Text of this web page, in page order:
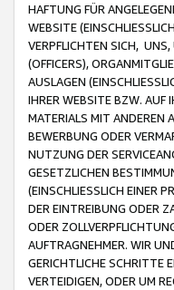
HAFTUNG FÜR
WEBSITE
VERPFLICHTEN SICH,
(OFFICERS),
AUSLAGEN
IHRER WEBSITE BZW. AUF
MATERIALS MIT ANDEREN
BEWERBUNG ODER
NUTZUNG DER
GESETZLICHEN
(EINSCHLIESSLICH EINER
DER EINTREIBUNG ODER
ODER
AUFTRAGNEHMER. WIR
GERICHTLICHE SCHRITTE
VERTEIDIGEN, ODER UM